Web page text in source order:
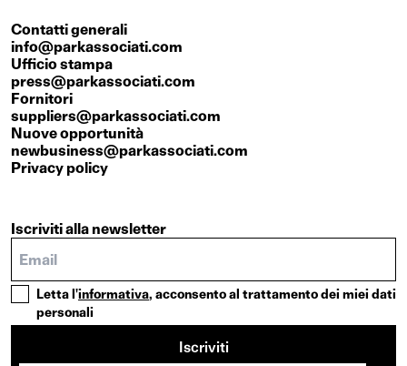
Contatti generali
info@parkassociati.com
Ufficio stampa
press@parkassociati.com
Fornitori
suppliers@parkassociati.com
Nuove opportunità
newbusiness@parkassociati.com
Privacy policy
Iscriviti alla newsletter
Letta l'informativa, acconsento al trattamento dei miei dati
personali
Iscriviti